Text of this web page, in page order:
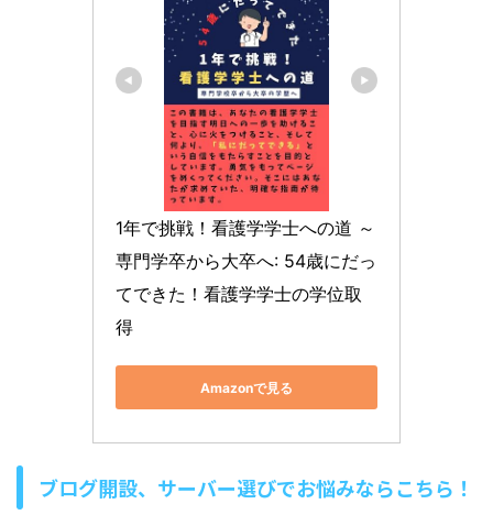
1年で挑戦！看護学学士への道 ～
専門学卒から大卒へ: 54歳にだっ
てできた！看護学学士の学位取
得
Amazonで見る
ブログ開設、サーバー選びでお悩みならこちら！